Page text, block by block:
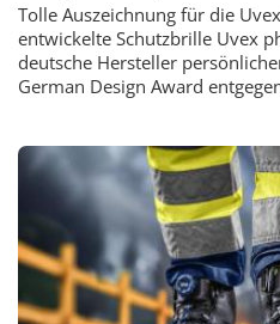
Tolle Auszeichnung für die
entwickelte Schutzbrille Uvex
deutsche Hersteller
German Design Award